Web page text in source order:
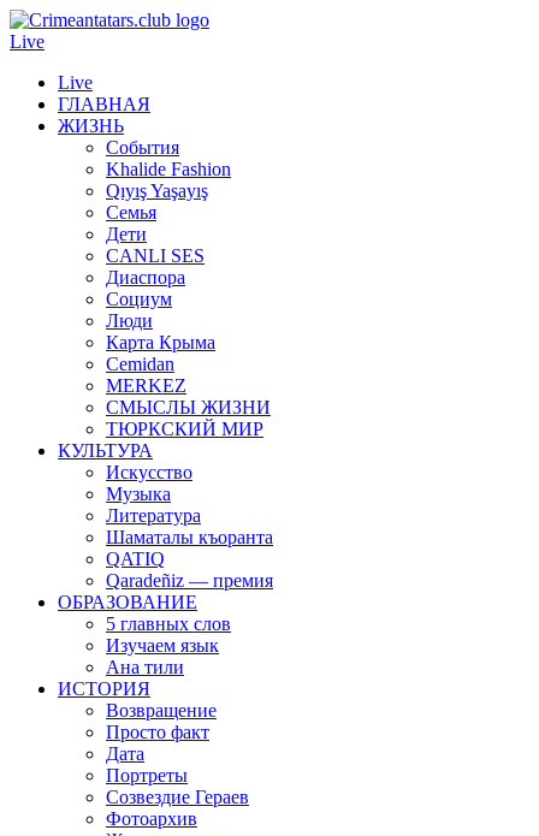
Live
Live
ГЛАВНАЯ
ЖИЗНЬ
События
Khalide Fashion
Qıyış Yaşayış
Семья
Дети
CANLI SES
Диаспора
Социум
Люди
Карта Крыма
Cemidan
МERKEZ
СМЫСЛЫ ЖИЗНИ
ТЮРКСКИЙ МИР
КУЛЬТУРА
Искусство
Музыка
Литература
Шаматалы къоранта
QATIQ
Qaradeñiz — премия
ОБРАЗОВАНИЕ
5 главных слов
Изучаем язык
Ана тили
ИСТОРИЯ
Возвращение
Просто факт
Дата
Портреты
Созвездие Гераев
Фотоархив